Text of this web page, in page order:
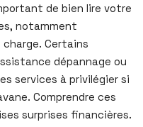
de bien lire votre
notamment
Certains
dépannage ou
services à privilégier si
Comprendre ces
surprises financières.